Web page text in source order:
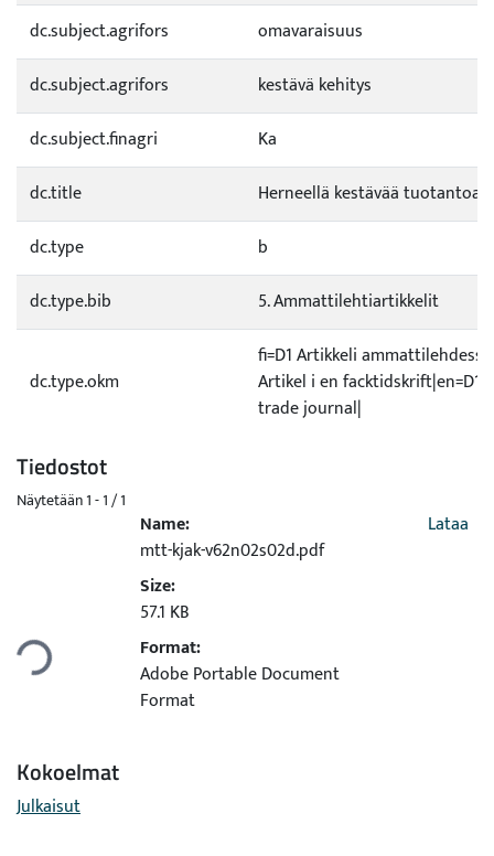
dc.subject.agrifors
omavaraisuus
dc.subject.agrifors
kestävä kehitys
dc.subject.finagri
Ka
dc.title
Herneellä kestävää tuotantoa
dc.type
b
dc.type.bib
5. Ammattilehtiartikkelit
dc.type.okm
fi=D1 Artikkeli
Artikel i en facktidskrift|en=D1
trade journal|
Tiedostot
Näytetään1 - 1 / 1
Name:
mtt-kjak-v62n02s02d.pdf
Size:
57.1 KB
Format:
Adobe Portable Document
Format
Lataa
Kokoelmat
Julkaisut